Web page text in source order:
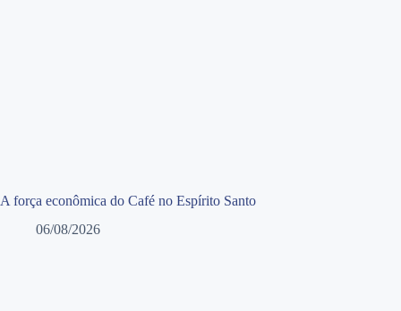
A força econômica do Café no Espírito Santo
06/08/2026